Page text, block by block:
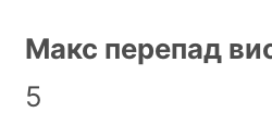
Макс перепад
5